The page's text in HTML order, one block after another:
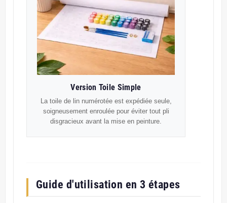
Version Toile Simple
La toile de lin numérotée est expédiée seule,
soigneusement enroulée pour éviter tout pli
disgracieux avant la mise en peinture.
Guide d'utilisation en 3 étapes